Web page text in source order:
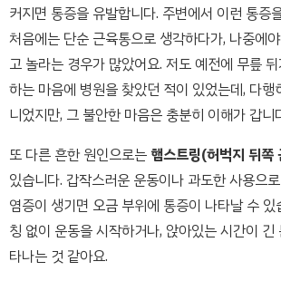
커지면 통증을 유발합니다. 주변에서 이런 통증
처음에는 단순 근육통으로 생각하다가, 나중에
고 놀라는 경우가 많았어요. 저도 예전에 무릎
하는 마음에 병원을 찾았던 적이 있었는데, 다
니었지만, 그 불안한 마음은 충분히 이해가 갑니
또 다른 흔한 원인으로는 햄스트링(허벅지 뒤쪽
있습니다. 갑작스러운 운동이나 과도한 사용으
염증이 생기면 오금 부위에 통증이 나타날 수 있
칭 없이 운동을 시작하거나, 앉아있는 시간이
타나는 것 같아요.